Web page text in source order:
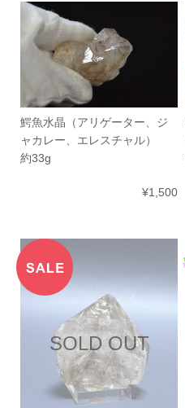
鰐魚水晶（アリゲーター、ジ
ャカレー、エレスチャル）
約33g
¥1,500
SOLD OUT